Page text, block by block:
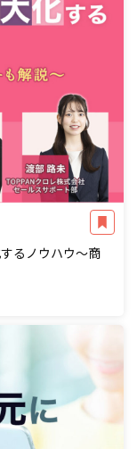
るノウハウ～商